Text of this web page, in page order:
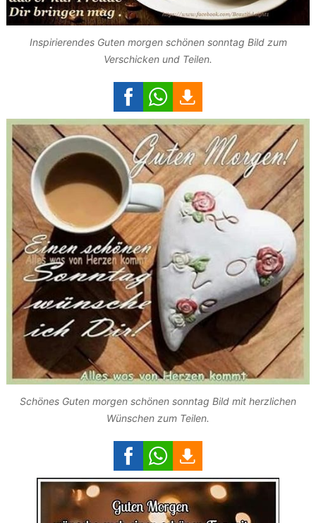
Inspirierendes Guten morgen schönen sonntag Bild zum
Verschicken und Teilen.
Schönes Guten morgen schönen sonntag Bild mit herzlichen
Wünschen zum Teilen.